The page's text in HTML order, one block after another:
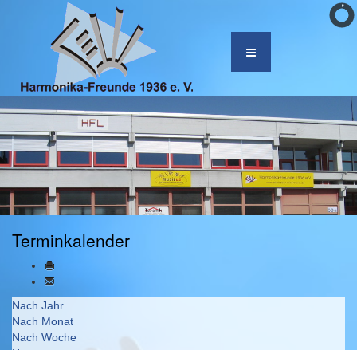
Terminkalender
Nach Jahr
Nach Monat
Nach Woche